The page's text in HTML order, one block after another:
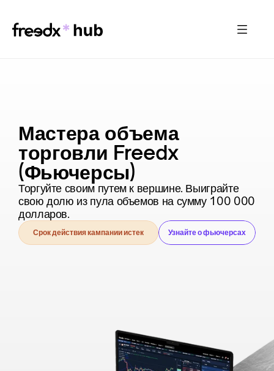
Мастера объема
торговли Freedx
(Фьючерсы)
Торгуйте своим путем к вершине. Выиграйте
свою долю из пула объемов на сумму 100 000
долларов.
Срок действия кампании истек Узнайте о фьючерсах